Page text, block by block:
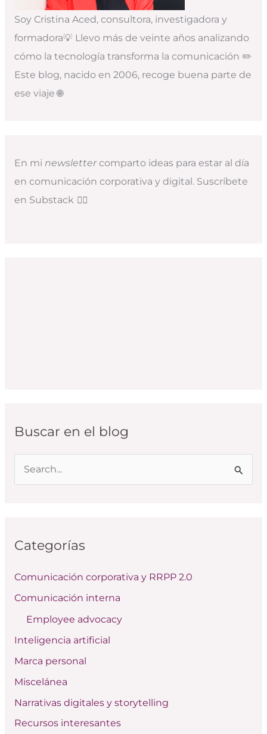
Soy Cristina Aced, consultora, investigadora y
formadora💡 Llevo más de veinte años analizando
cómo la tecnología transforma la comunicación ✏️
Este blog, nacido en 2006, recoge buena parte de
ese viaje 🌐
En mi newslettercomparto ideas para estar al día
en comunicación corporativa y digital. Suscríbete
en Substack 👇🏻
Buscar en el blog
a
p
o
:
Categorías
Comunicación corporativa y RRPP 2.0
Comunicación interna
Employee advocacy
Inteligencia artificial
Marca personal
Miscelánea
Narrativas digitales y storytelling
Recursos interesantes